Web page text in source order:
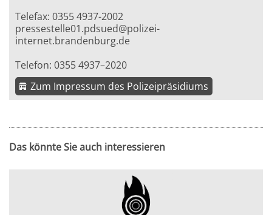
Telefax: 0355 4937-2002
pressestelle01.pdsued@polizei-
internet.brandenburg.de
Telefon: 0355 4937–2020
Zum Impressum des Polizeipräsidiums
Das könnte Sie auch interessieren